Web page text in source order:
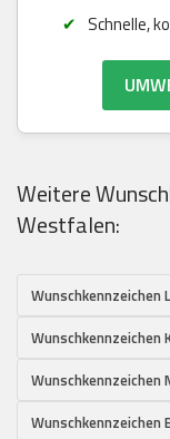
Schnelle,
Weitere
Westfalen:
Wunschkennzeichen
Wunschkennzeichen
Wunschkennzeichen
Wunschkennzeichen